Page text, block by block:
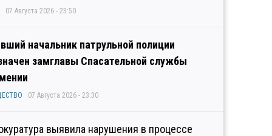
07 Августа 2026 - 23:50
начальник патрульной полиции
замглавы Спасательной службы
07 Августа 2026 - 23:30
выявила нарушения в процессе